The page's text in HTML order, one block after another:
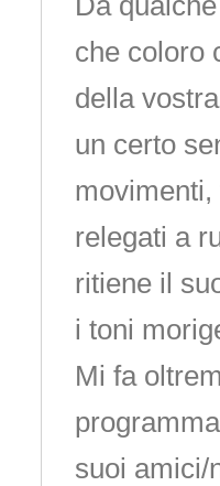
che coloro
della
un certo
relegati a
ritiene il
i toni
Mi fa
suoi amici/